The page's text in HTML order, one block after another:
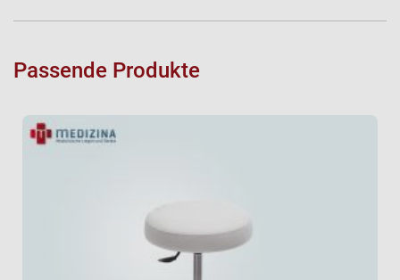
Passende Produkte